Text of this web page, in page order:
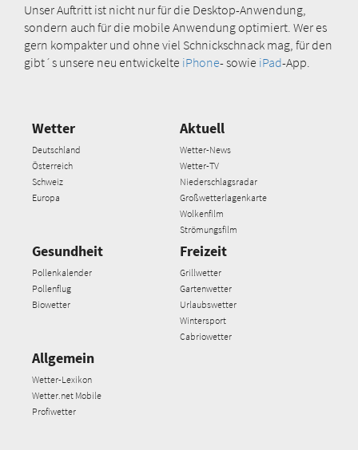
Unser Auftritt ist nicht nur für die Desktop-Anwendung,
sondern auch für die mobile Anwendung optimiert. Wer es
gern kompakter und ohne viel Schnickschnack mag, für den
gibt´s unsere neu entwickelte iPhone- sowie iPad-App.
Wetter
Deutschland
Österreich
Schweiz
Europa
Aktuell
Wetter-News
Wetter-TV
Niederschlagsradar
Großwetterlagenkarte
Wolkenfilm
Strömungsfilm
Gesundheit
Pollenkalender
Pollenflug
Biowetter
Freizeit
Grillwetter
Gartenwetter
Urlaubswetter
Wintersport
Cabriowetter
Allgemein
Wetter-Lexikon
Wetter.net Mobile
Profiwetter